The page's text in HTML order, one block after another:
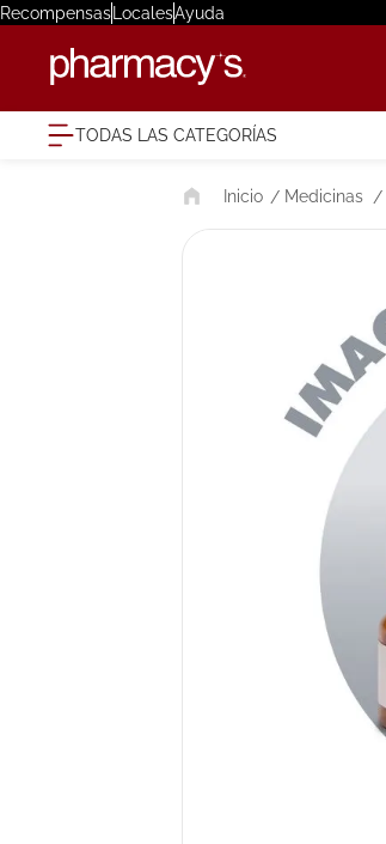
RecompensasLocalesAyuda
TODAS LAS CATEGORÍAS
Medicinas